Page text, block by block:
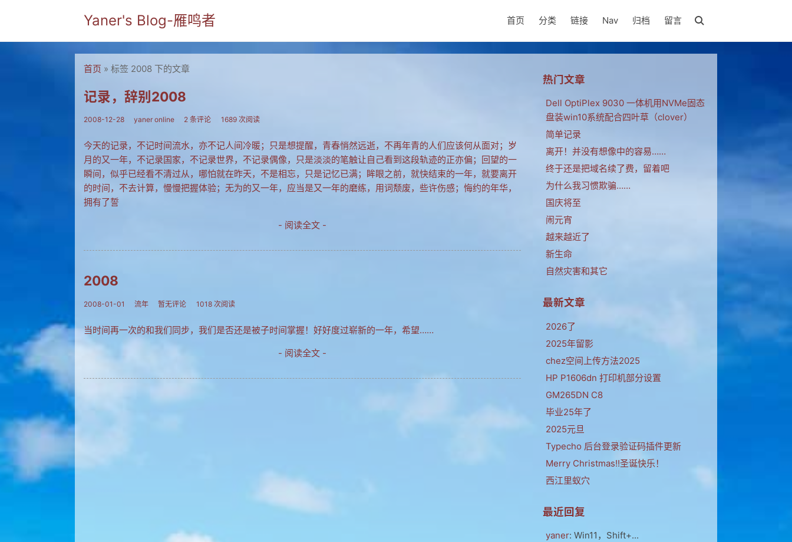
Yaner's Blog-雁鸣者 首页 分类 链接 Nav 归档 留言
首页 » 标签 2008 下的文章
记录，辞别2008
2008-12-28 yaner online 2 条评论 1689 次阅读
今天的记录，不记时间流水，亦不记人间冷暖；只是想提醒，青春悄然远逝，不再年青的人们应该何从面对；岁
月的又一年，不记录国家，不记录世界，不记录偶像，只是淡淡的笔触让自己看到这段轨迹的正亦偏；回望的一
瞬间，似乎已经看不清过从，哪怕就在昨天，不是相忘，只是记忆已满；眸眼之前，就快结束的一年，就要离开
的时间，不去计算，慢慢把握体验；无为的又一年，应当是又一年的磨练，用词颓废，些许伤感；悔约的年华，
拥有了誓
- 阅读全文 -
2008
2008-01-01 流年 暂无评论 1018 次阅读
当时间再一次的和我们同步，我们是否还是被子时间掌握！好好度过崭新的一年，希望……
- 阅读全文 -
热门文章
Dell OptiPlex 9030 一体机用NVMe固态
盘装win10系统配合四叶草（clover）
简单记录
离开！并没有想像中的容易……
终于还是把域名续了费，留着吧
为什么我习惯欺骗……
国庆将至
闹元宵
越来越近了
新生命
自然灾害和其它
最新文章
2026了
2025年留影
chez空间上传方法2025
HP P1606dn 打印机部分设置
GM265DN C8
毕业25年了
2025元旦
Typecho 后台登录验证码插件更新
Merry Christmas!!圣诞快乐！
西江里蚁穴
最近回复
yaner: Win11，Shift+...